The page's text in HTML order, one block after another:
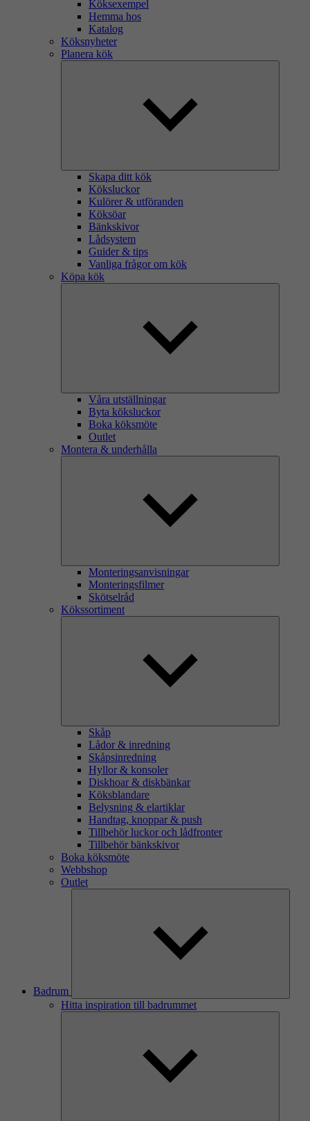
Köksexempel
Hemma hos
Katalog
Köksnyheter
Planera kök
Skapa ditt kök
Köksluckor
Kulörer & utföranden
Köksöar
Bänkskivor
Lådsystem
Guider & tips
Vanliga frågor om kök
Köpa kök
Våra utställningar
Byta köksluckor
Boka köksmöte
Outlet
Montera & underhålla
Monteringsanvisningar
Monteringsfilmer
Skötselråd
Kökssortiment
Skåp
Lådor & inredning
Skåpsinredning
Hyllor & konsoler
Diskhoar & diskbänkar
Köksblandare
Belysning & elartiklar
Handtag, knoppar & push
Tillbehör luckor och lådfronter
Tillbehör bänkskivor
Boka köksmöte
Webbshop
Outlet
Badrum
Hitta inspiration till badrummet